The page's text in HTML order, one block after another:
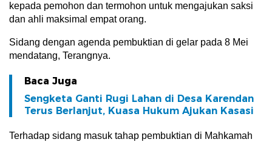
kepada pemohon dan termohon untuk mengajukan saksi
dan ahli maksimal empat orang.
Sidang dengan agenda pembuktian di gelar pada 8 Mei
mendatang, Terangnya.
Baca Juga
Sengketa Ganti Rugi Lahan di Desa Karendan
Terus Berlanjut, Kuasa Hukum Ajukan Kasasi
Terhadap sidang masuk tahap pembuktian di Mahkamah